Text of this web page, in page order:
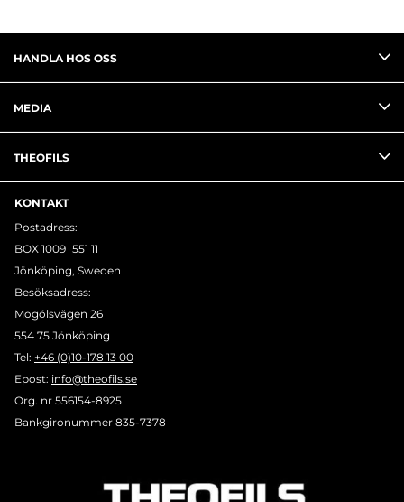
HANDLA HOS OSS
MEDIA
THEOFILS
KONTAKT
Postadress:
BOX 1009 551 11
Jönköping, Sweden
Besöksadress:
Mogölsvägen 26
554 75 Jönköping
Tel: +46 (0)10-178 13 00
Epost: info@theofils.se
Org. nr 556154-8925
Bankgironummer 835-7378